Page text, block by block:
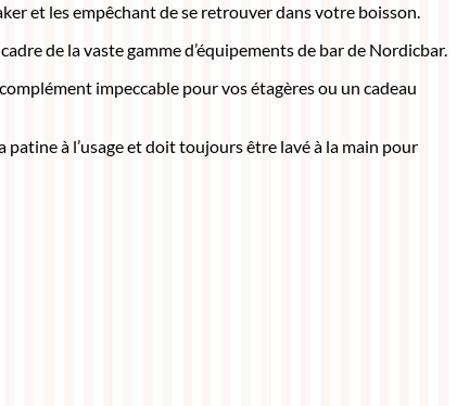
et les empêchant de se retrouver dans votre boisson.
de la vaste gamme d’équipements de bar de Nordicbar.
impeccable pour vos étagères ou un cadeau
patine à l’usage et doit toujours être lavé à la main pour